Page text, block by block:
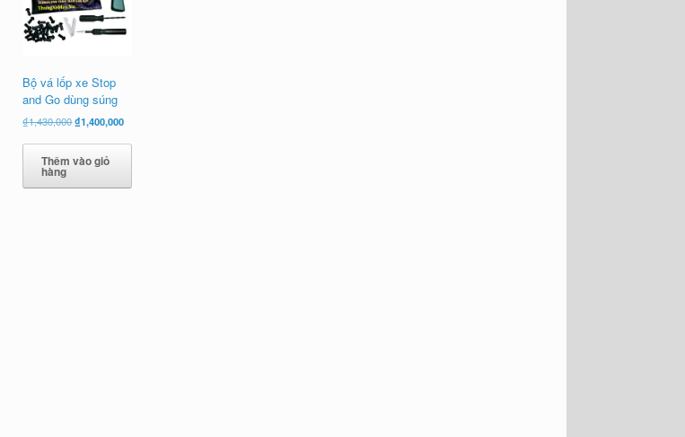
Bộ vá lốp xe Stop
and Go dùng súng
₫1,430,000Giá
là:
₫1,430,000.
₫1,400,000Giá
tại
Thêm vào giỏ
hàng